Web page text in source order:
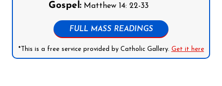
Gospel: Matthew 14: 22-33
FULL MASS READINGS
*This is a free service provided by Catholic Gallery. Get it here